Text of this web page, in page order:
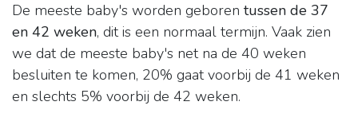
De meeste baby's worden geboren tussen de 37
en 42 weken, dit is een normaal termijn. Vaak zien
we dat de meeste baby's net na de 40 weken
besluiten te komen, 20% gaat voorbij de 41 weken
en slechts 5% voorbij de 42 weken.